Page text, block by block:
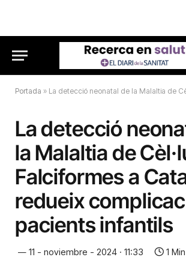
Portada » La detecció neonatal de la Malaltia de Cèl·lules Falciformes a Catalunya
La detecció
la Malaltia de
Falciformes a
redueix
pacients infantils
11 - noviembre - 2024 · 11:33 1